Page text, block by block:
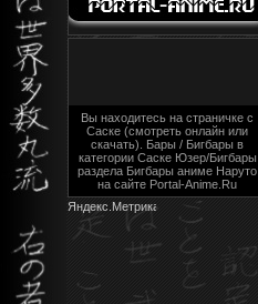
Вы находитесь на страничке с
Саске (смотреть онлайн или
скачать). Бары / Бигбары в
категории Саске Юзер/Бигбары
раздела Бигбары аниме Наруто
на сайте Portal-Anime.Ru